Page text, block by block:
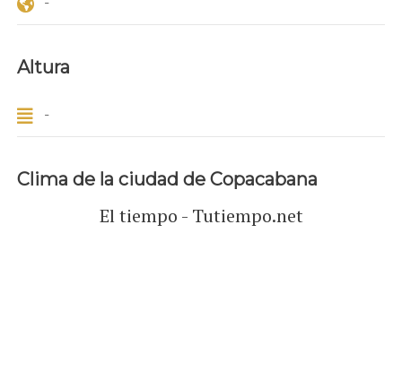
Altura
-
Clima de la ciudad de Copacabana
El tiempo - Tutiempo.net